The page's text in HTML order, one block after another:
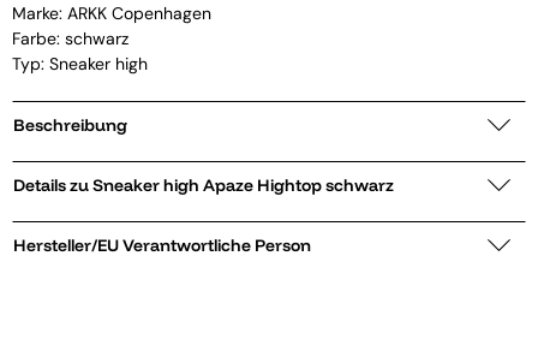
Marke: ARKK Copenhagen
Farbe: schwarz
Typ: Sneaker high
Beschreibung
Details zu Sneaker high Apaze Hightop schwarz
Hersteller/EU Verantwortliche Person